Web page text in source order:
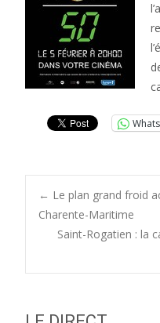
Post
← Le plan grand froid
Charente-Maritime
Saint-Rogatien : la